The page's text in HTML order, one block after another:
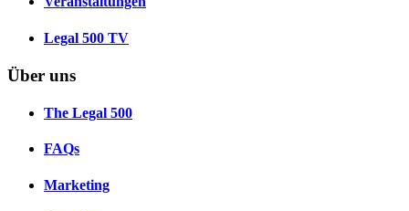
Legal 500 TV
Über uns
The Legal 500
FAQs
Marketing